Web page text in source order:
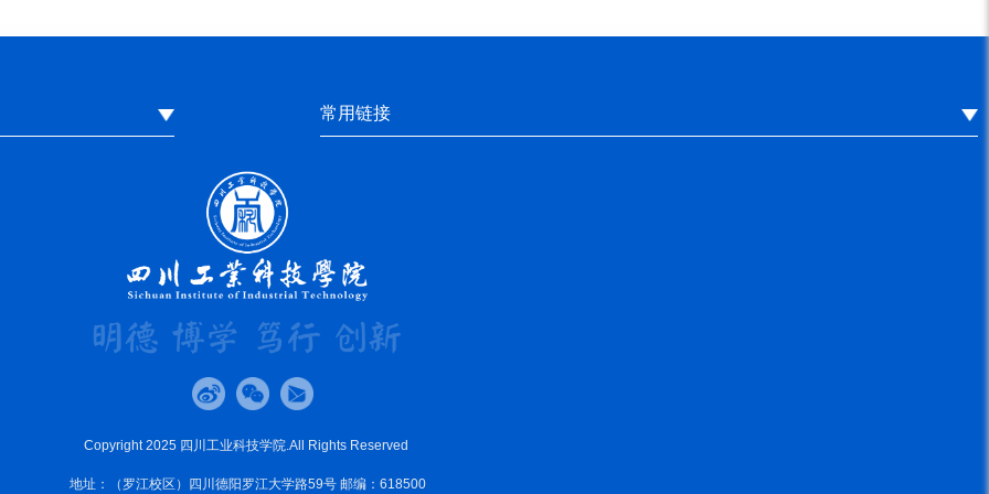
常用链接
Copyright 2025 四川工业科技学院.All Rights Reserved
地址：（罗江校区）四川德阳罗江大学路59号 邮编：618500